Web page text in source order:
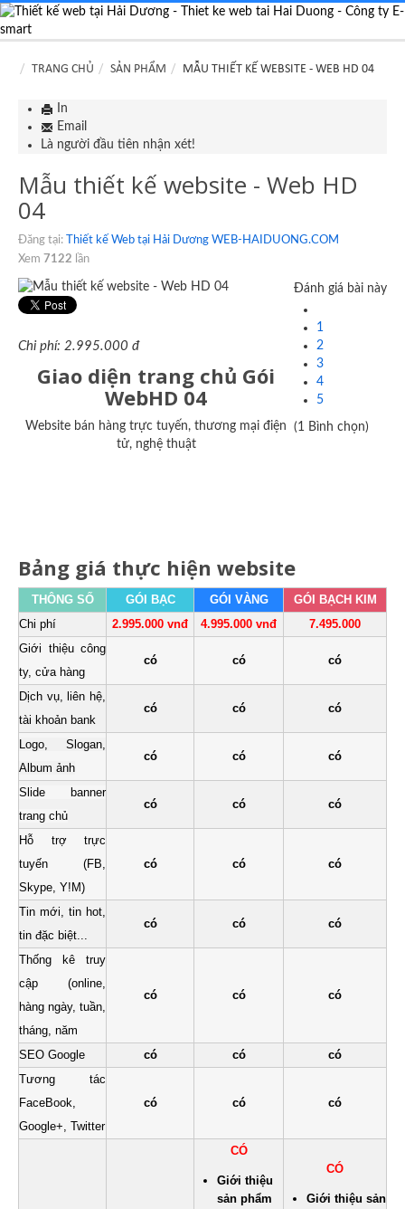
TRANG CHỦ SẢN PHẨM MẪU THIẾT KẾ WEBSITE - WEB HD 04
In
Email
Là người đầu tiên nhận xét!
Mẫu thiết kế website - Web HD
04
Đăng tại:
Thiết kế Web tại Hải Dương WEB-HAIDUONG.COM
Xem 7122 lần
Đánh giá bài này
1
2
3
4
5
(1 Bình chọn)
Chi phí: 2.995.000 đ
Giao diện trang chủ Gói
WebHD 04
Website bán hàng trực tuyến, thương mại điện
tử, nghệ thuật
Bảng giá thực hiện website
THÔNG SỐ GÓI BẠC GÓI VÀNG
GÓI BẠCH KIM
Chi phí
2.995.000 vnđ 4.995.000 vnđ
7.495.000
Giới thiệu công
ty, cửa hàng
có có có
Dịch vụ, liên hệ,
tài khoản bank
có có có
Logo, Slogan,
Album ảnh
có có có
Slide banner
trang chủ
có có có
Hỗ trợ trực
tuyến (FB,
Skype, Y!M)
có có có
Tin mới, tin hot,
tin đặc biệt...
có có có
Thống kê truy
cập (online,
hàng ngày, tuần,
tháng, năm
có có có
SEO Google có có
có
Tương tác
FaceBook,
Google+, Twitter
có có có
CÓ
Giới thiệu
sản phẩm
CÓ
Giới thiệu sản